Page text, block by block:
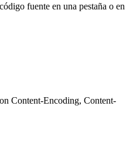
fuente en una pestaña o en
Content-Encoding, Content-